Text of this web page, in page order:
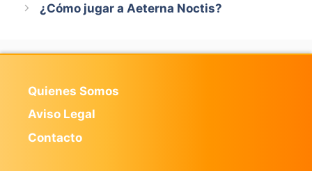
¿Cómo jugar a Aeterna Noctis?
Quienes Somos
Aviso Legal
Contacto